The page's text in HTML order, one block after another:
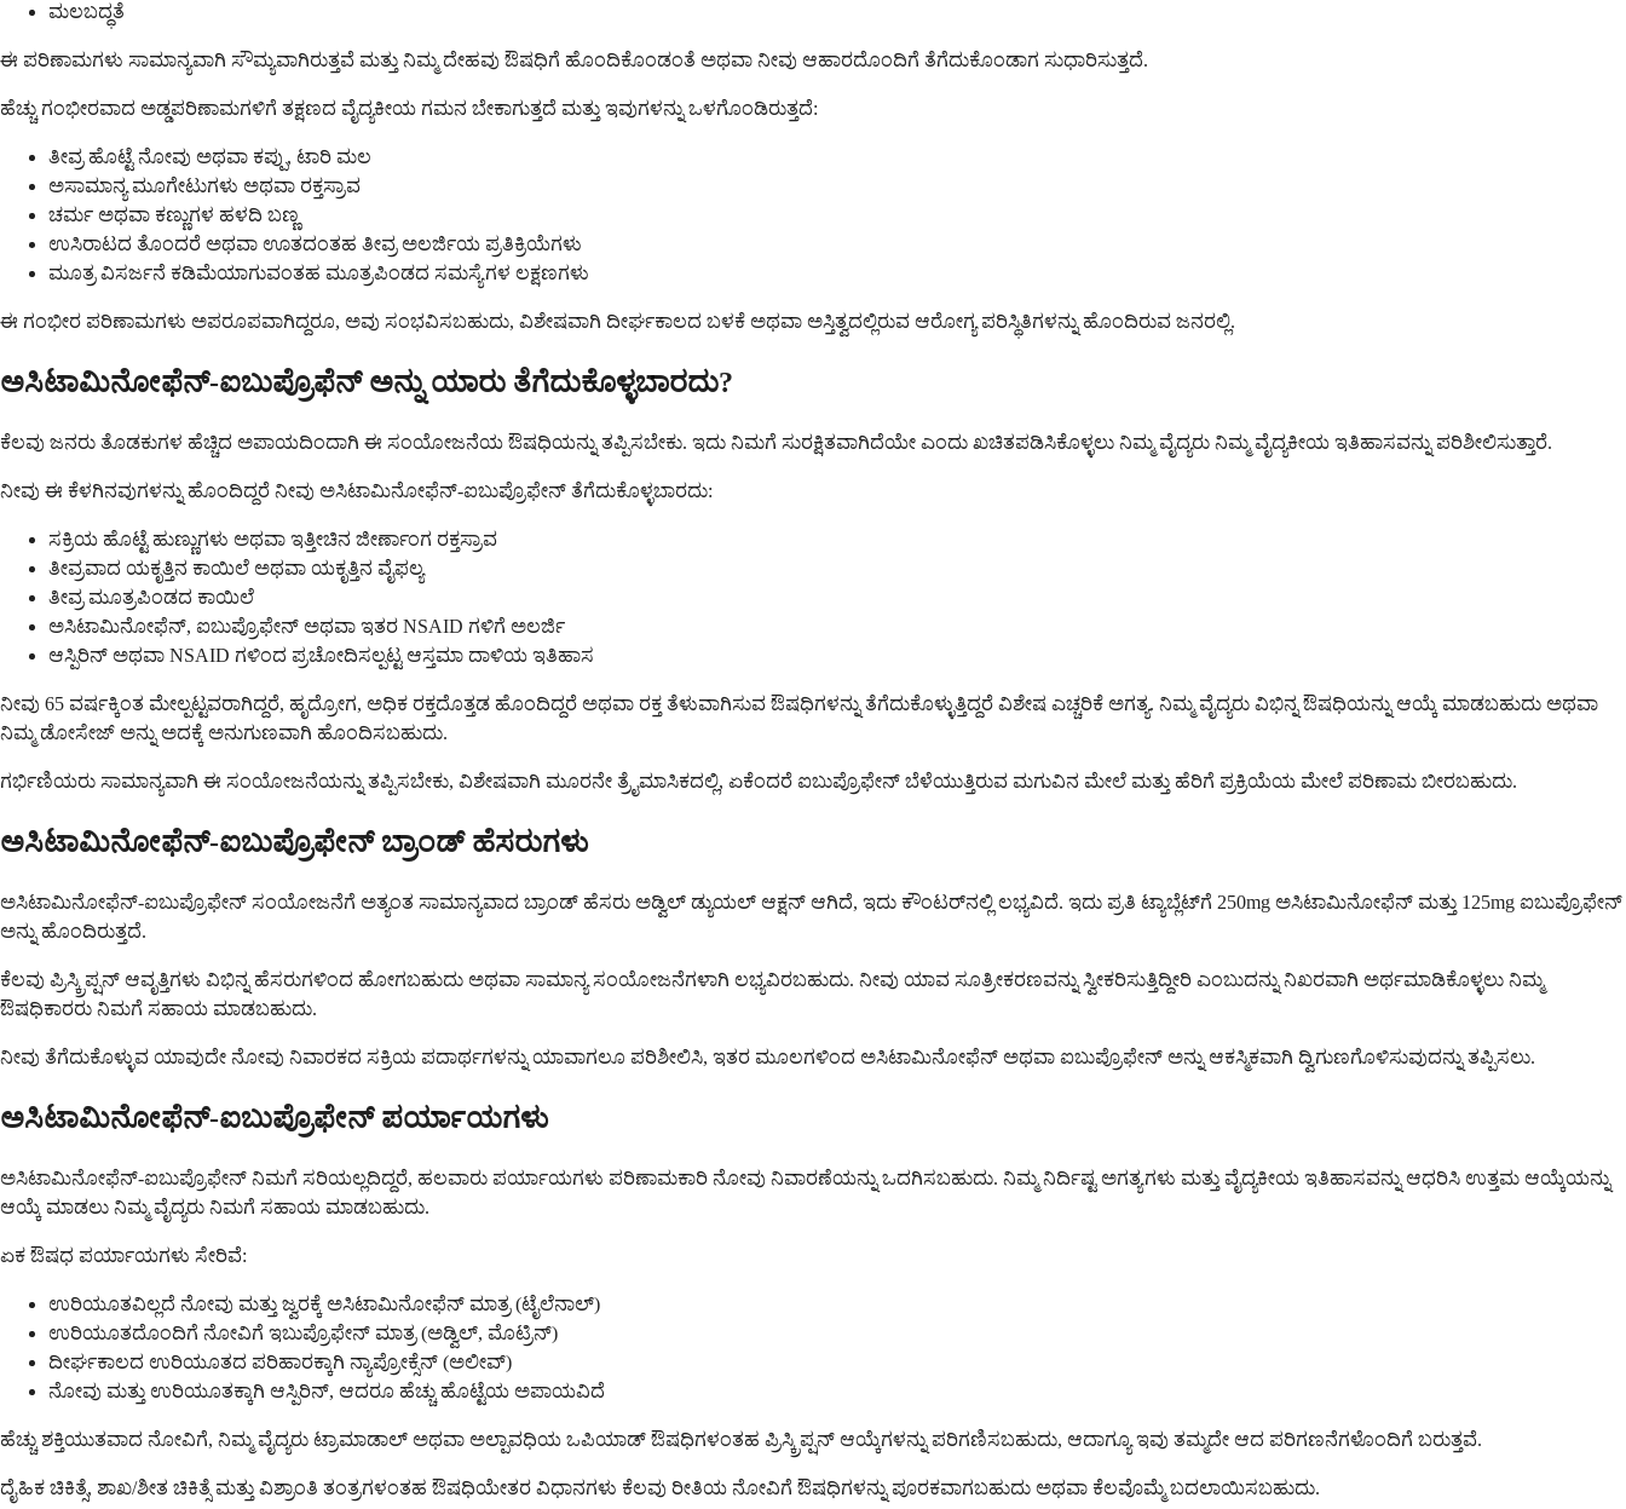
ಮಲಬದ್ಧತೆ
ಈ ಪರಿಣಾಮಗಳು ಸಾಮಾನ್ಯವಾಗಿ ಸೌಮ್ಯವಾಗಿರುತ್ತವೆ ಮತ್ತು ನಿಮ್ಮ ದೇಹವು ಔಷಧಿಗೆ ಹೊಂದಿಕೊಂಡಂತೆ ಅಥವಾ ನೀವು ಆಹಾರದೊಂದಿಗೆ ತೆಗೆದುಕೊಂಡಾಗ ಸುಧಾರಿಸುತ್ತದೆ.
ಹೆಚ್ಚು ಗಂಭೀರವಾದ ಅಡ್ಡಪರಿಣಾಮಗಳಿಗೆ ತಕ್ಷಣದ ವೈದ್ಯಕೀಯ ಗಮನ ಬೇಕಾಗುತ್ತದೆ ಮತ್ತು ಇವುಗಳನ್ನು ಒಳಗೊಂಡಿರುತ್ತದೆ:
ತೀವ್ರ ಹೊಟ್ಟೆ ನೋವು ಅಥವಾ ಕಪ್ಪು, ಟಾರಿ ಮಲ
ಅಸಾಮಾನ್ಯ ಮೂಗೇಟುಗಳು ಅಥವಾ ರಕ್ತಸ್ರಾವ
ಚರ್ಮ ಅಥವಾ ಕಣ್ಣುಗಳ ಹಳದಿ ಬಣ್ಣ
ಉಸಿರಾಟದ ತೊಂದರೆ ಅಥವಾ ಊತದಂತಹ ತೀವ್ರ ಅಲರ್ಜಿಯ ಪ್ರತಿಕ್ರಿಯೆಗಳು
ಮೂತ್ರ ವಿಸರ್ಜನೆ ಕಡಿಮೆಯಾಗುವಂತಹ ಮೂತ್ರಪಿಂಡದ ಸಮಸ್ಯೆಗಳ ಲಕ್ಷಣಗಳು
ಈ ಗಂಭೀರ ಪರಿಣಾಮಗಳು ಅಪರೂಪವಾಗಿದ್ದರೂ, ಅವು ಸಂಭವಿಸಬಹುದು, ವಿಶೇಷವಾಗಿ ದೀರ್ಘಕಾಲದ ಬಳಕೆ ಅಥವಾ ಅಸ್ತಿತ್ವದಲ್ಲಿರುವ ಆರೋಗ್ಯ ಪರಿಸ್ಥಿತಿಗಳನ್ನು ಹೊಂದಿರುವ ಜನರಲ್ಲಿ.
ಅಸಿಟಾಮಿನೋಫೆನ್-ಐಬುಪ್ರೊಫೆನ್ ಅನ್ನು ಯಾರು ತೆಗೆದುಕೊಳ್ಳಬಾರದು?
ಕೆಲವು ಜನರು ತೊಡಕುಗಳ ಹೆಚ್ಚಿದ ಅಪಾಯದಿಂದಾಗಿ ಈ ಸಂಯೋಜನೆಯ ಔಷಧಿಯನ್ನು ತಪ್ಪಿಸಬೇಕು. ಇದು ನಿಮಗೆ ಸುರಕ್ಷಿತವಾಗಿದೆಯೇ ಎಂದು ಖಚಿತಪಡಿಸಿಕೊಳ್ಳಲು ನಿಮ್ಮ ವೈದ್ಯರು ನಿಮ್ಮ ವೈದ್ಯಕೀಯ ಇತಿಹಾಸವನ್ನು ಪರಿಶೀಲಿಸುತ್ತಾರೆ.
ನೀವು ಈ ಕೆಳಗಿನವುಗಳನ್ನು ಹೊಂದಿದ್ದರೆ ನೀವು ಅಸಿಟಾಮಿನೋಫೆನ್-ಐಬುಪ್ರೊಫೇನ್ ತೆಗೆದುಕೊಳ್ಳಬಾರದು:
ಸಕ್ರಿಯ ಹೊಟ್ಟೆ ಹುಣ್ಣುಗಳು ಅಥವಾ ಇತ್ತೀಚಿನ ಜೀರ್ಣಾಂಗ ರಕ್ತಸ್ರಾವ
ತೀವ್ರವಾದ ಯಕೃತ್ತಿನ ಕಾಯಿಲೆ ಅಥವಾ ಯಕೃತ್ತಿನ ವೈಫಲ್ಯ
ತೀವ್ರ ಮೂತ್ರಪಿಂಡದ ಕಾಯಿಲೆ
ಅಸಿಟಾಮಿನೋಫೆನ್, ಐಬುಪ್ರೊಫೇನ್ ಅಥವಾ ಇತರ NSAID ಗಳಿಗೆ ಅಲರ್ಜಿ
ಆಸ್ಪಿರಿನ್ ಅಥವಾ NSAID ಗಳಿಂದ ಪ್ರಚೋದಿಸಲ್ಪಟ್ಟ ಆಸ್ತಮಾ ದಾಳಿಯ ಇತಿಹಾಸ
ನೀವು 65 ವರ್ಷಕ್ಕಿಂತ ಮೇಲ್ಪಟ್ಟವರಾಗಿದ್ದರೆ, ಹೃದ್ರೋಗ, ಅಧಿಕ ರಕ್ತದೊತ್ತಡ ಹೊಂದಿದ್ದರೆ ಅಥವಾ ರಕ್ತ ತೆಳುವಾಗಿಸುವ ಔಷಧಿಗಳನ್ನು ತೆಗೆದುಕೊಳ್ಳುತ್ತಿದ್ದರೆ ವಿಶೇಷ ಎಚ್ಚರಿಕೆ ಅಗತ್ಯ. ನಿಮ್ಮ ವೈದ್ಯರು ವಿಭಿನ್ನ ಔಷಧಿಯನ್ನು ಆಯ್ಕೆ ಮಾಡಬಹುದು ಅಥವಾ
ನಿಮ್ಮ ಡೋಸೇಜ್ ಅನ್ನು ಅದಕ್ಕೆ ಅನುಗುಣವಾಗಿ ಹೊಂದಿಸಬಹುದು.
ಗರ್ಭಿಣಿಯರು ಸಾಮಾನ್ಯವಾಗಿ ಈ ಸಂಯೋಜನೆಯನ್ನು ತಪ್ಪಿಸಬೇಕು, ವಿಶೇಷವಾಗಿ ಮೂರನೇ ತ್ರೈಮಾಸಿಕದಲ್ಲಿ, ಏಕೆಂದರೆ ಐಬುಪ್ರೊಫೇನ್ ಬೆಳೆಯುತ್ತಿರುವ ಮಗುವಿನ ಮೇಲೆ ಮತ್ತು ಹೆರಿಗೆ ಪ್ರಕ್ರಿಯೆಯ ಮೇಲೆ ಪರಿಣಾಮ ಬೀರಬಹುದು.
ಅಸಿಟಾಮಿನೋಫೆನ್-ಐಬುಪ್ರೊಫೇನ್ ಬ್ರಾಂಡ್ ಹೆಸರುಗಳು
ಅಸಿಟಾಮಿನೋಫೆನ್-ಐಬುಪ್ರೊಫೇನ್ ಸಂಯೋಜನೆಗೆ ಅತ್ಯಂತ ಸಾಮಾನ್ಯವಾದ ಬ್ರಾಂಡ್ ಹೆಸರು ಅಡ್ವಿಲ್ ಡ್ಯುಯಲ್ ಆಕ್ಷನ್ ಆಗಿದೆ, ಇದು ಕೌಂಟರ್‌ನಲ್ಲಿ ಲಭ್ಯವಿದೆ. ಇದು ಪ್ರತಿ ಟ್ಯಾಬ್ಲೆಟ್‌ಗೆ 250mg ಅಸಿಟಾಮಿನೋಫೆನ್ ಮತ್ತು 125mg ಐಬುಪ್ರೊಫೇನ್
ಅನ್ನು ಹೊಂದಿರುತ್ತದೆ.
ಕೆಲವು ಪ್ರಿಸ್ಕ್ರಿಪ್ಷನ್ ಆವೃತ್ತಿಗಳು ವಿಭಿನ್ನ ಹೆಸರುಗಳಿಂದ ಹೋಗಬಹುದು ಅಥವಾ ಸಾಮಾನ್ಯ ಸಂಯೋಜನೆಗಳಾಗಿ ಲಭ್ಯವಿರಬಹುದು. ನೀವು ಯಾವ ಸೂತ್ರೀಕರಣವನ್ನು ಸ್ವೀಕರಿಸುತ್ತಿದ್ದೀರಿ ಎಂಬುದನ್ನು ನಿಖರವಾಗಿ ಅರ್ಥಮಾಡಿಕೊಳ್ಳಲು ನಿಮ್ಮ
ಔಷಧಿಕಾರರು ನಿಮಗೆ ಸಹಾಯ ಮಾಡಬಹುದು.
ನೀವು ತೆಗೆದುಕೊಳ್ಳುವ ಯಾವುದೇ ನೋವು ನಿವಾರಕದ ಸಕ್ರಿಯ ಪದಾರ್ಥಗಳನ್ನು ಯಾವಾಗಲೂ ಪರಿಶೀಲಿಸಿ, ಇತರ ಮೂಲಗಳಿಂದ ಅಸಿಟಾಮಿನೋಫೆನ್ ಅಥವಾ ಐಬುಪ್ರೊಫೇನ್ ಅನ್ನು ಆಕಸ್ಮಿಕವಾಗಿ ದ್ವಿಗುಣಗೊಳಿಸುವುದನ್ನು ತಪ್ಪಿಸಲು.
ಅಸಿಟಾಮಿನೋಫೆನ್-ಐಬುಪ್ರೊಫೇನ್ ಪರ್ಯಾಯಗಳು
ಅಸಿಟಾಮಿನೋಫೆನ್-ಐಬುಪ್ರೊಫೇನ್ ನಿಮಗೆ ಸರಿಯಲ್ಲದಿದ್ದರೆ, ಹಲವಾರು ಪರ್ಯಾಯಗಳು ಪರಿಣಾಮಕಾರಿ ನೋವು ನಿವಾರಣೆಯನ್ನು ಒದಗಿಸಬಹುದು. ನಿಮ್ಮ ನಿರ್ದಿಷ್ಟ ಅಗತ್ಯಗಳು ಮತ್ತು ವೈದ್ಯಕೀಯ ಇತಿಹಾಸವನ್ನು ಆಧರಿಸಿ ಉತ್ತಮ ಆಯ್ಕೆಯನ್ನು
ಆಯ್ಕೆ ಮಾಡಲು ನಿಮ್ಮ ವೈದ್ಯರು ನಿಮಗೆ ಸಹಾಯ ಮಾಡಬಹುದು.
ಏಕ ಔಷಧ ಪರ್ಯಾಯಗಳು ಸೇರಿವೆ:
ಉರಿಯೂತವಿಲ್ಲದೆ ನೋವು ಮತ್ತು ಜ್ವರಕ್ಕೆ ಅಸಿಟಾಮಿನೋಫೆನ್ ಮಾತ್ರ (ಟೈಲೆನಾಲ್)
ಉರಿಯೂತದೊಂದಿಗೆ ನೋವಿಗೆ ಇಬುಪ್ರೊಫೇನ್ ಮಾತ್ರ (ಅಡ್ವಿಲ್, ಮೊಟ್ರಿನ್)
ದೀರ್ಘಕಾಲದ ಉರಿಯೂತದ ಪರಿಹಾರಕ್ಕಾಗಿ ನ್ಯಾಪ್ರೋಕ್ಸೆನ್ (ಅಲೀವ್)
ನೋವು ಮತ್ತು ಉರಿಯೂತಕ್ಕಾಗಿ ಆಸ್ಪಿರಿನ್, ಆದರೂ ಹೆಚ್ಚು ಹೊಟ್ಟೆಯ ಅಪಾಯವಿದೆ
ಹೆಚ್ಚು ಶಕ್ತಿಯುತವಾದ ನೋವಿಗೆ, ನಿಮ್ಮ ವೈದ್ಯರು ಟ್ರಾಮಾಡಾಲ್ ಅಥವಾ ಅಲ್ಪಾವಧಿಯ ಒಪಿಯಾಡ್ ಔಷಧಿಗಳಂತಹ ಪ್ರಿಸ್ಕ್ರಿಪ್ಷನ್ ಆಯ್ಕೆಗಳನ್ನು ಪರಿಗಣಿಸಬಹುದು, ಆದಾಗ್ಯೂ ಇವು ತಮ್ಮದೇ ಆದ ಪರಿಗಣನೆಗಳೊಂದಿಗೆ ಬರುತ್ತವೆ.
ದೈಹಿಕ ಚಿಕಿತ್ಸೆ, ಶಾಖ/ಶೀತ ಚಿಕಿತ್ಸೆ ಮತ್ತು ವಿಶ್ರಾಂತಿ ತಂತ್ರಗಳಂತಹ ಔಷಧಿಯೇತರ ವಿಧಾನಗಳು ಕೆಲವು ರೀತಿಯ ನೋವಿಗೆ ಔಷಧಿಗಳನ್ನು ಪೂರಕವಾಗಬಹುದು ಅಥವಾ ಕೆಲವೊಮ್ಮೆ ಬದಲಾಯಿಸಬಹುದು.